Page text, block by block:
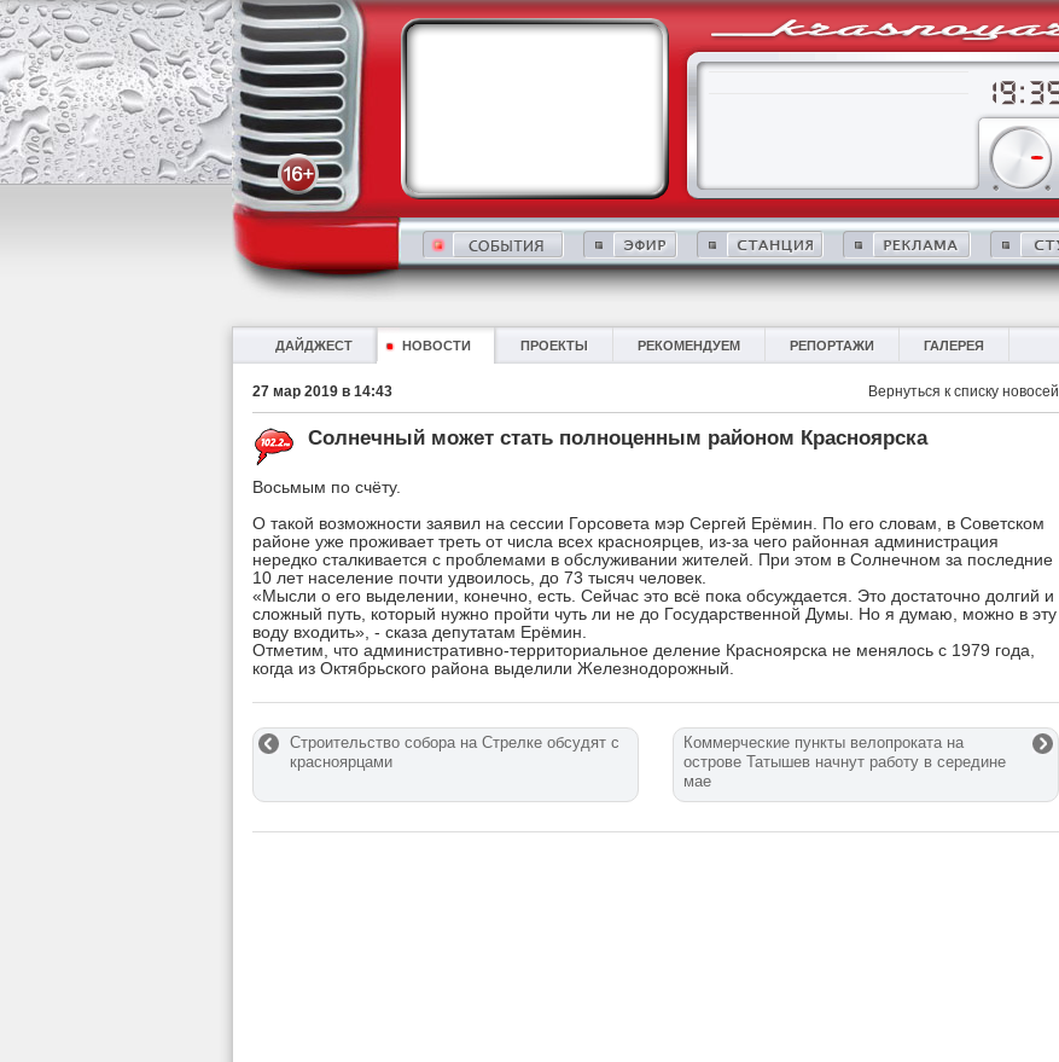
ДАЙДЖЕСТ НОВОСТИ ПРОЕКТЫ РЕКОМЕНДУЕМ РЕПОРТАЖИ ГАЛЕРЕЯ
27 мар 2019 в 14:43 Вернуться к списку новосей
Солнечный может стать полноценным районом Красноярска
Восьмым по счёту.
О такой возможности заявил на сессии Горсовета мэр Сергей Ерёмин. По его словам, в Советском
районе уже проживает треть от числа всех красноярцев, из-за чего районная администрация
нередко сталкивается с проблемами в обслуживании жителей. При этом в Солнечном за последние
10 лет население почти удвоилось, до 73 тысяч человек.
«Мысли о его выделении, конечно, есть. Сейчас это всё пока обсуждается. Это достаточно долгий и
сложный путь, который нужно пройти чуть ли не до Государственной Думы. Но я думаю, можно в эту
воду входить», - сказа депутатам Ерёмин.
Отметим, что административно-территориальное деление Красноярска не менялось с 1979 года,
когда из Октябрьского района выделили Железнодорожный.
Строительство собора на Стрелке обсудят с
красноярцами
Коммерческие пункты велопроката на
острове Татышев начнут работу в середине
мае